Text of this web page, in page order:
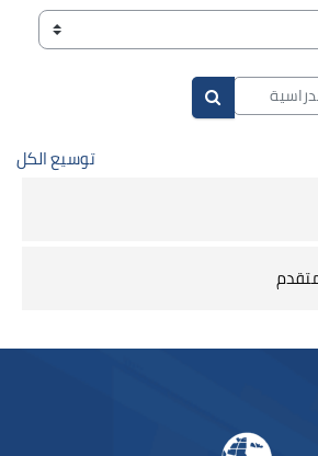
البحث في المقررات الدراسية
توسيع الكل